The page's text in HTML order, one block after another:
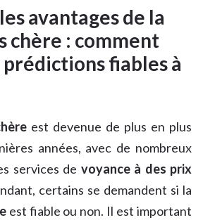
avantages de la
chère : comment
fiables à
est devenue de plus en plus
années, avec de nombreux
services de voyance à des prix
certains se demandent si la
est fiable ou non. Il est important